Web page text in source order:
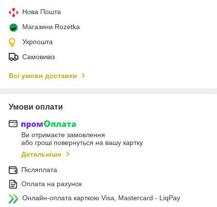
Нова Пошта
Магазини Rozetka
Укрпошта
Самовивіз
Всі умови доставки
Умови оплати
Ви отримаєте замовлення
або гроші повернуться на вашу картку
Детальніше
Післяплата
Оплата на рахунок
Онлайн-оплата карткою Visa, Mastercard - LiqPay